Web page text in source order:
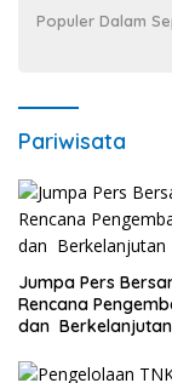
Populer Dalam
Pariwisata
Jumpa Pers
Rencana
dan Berkelanjutan